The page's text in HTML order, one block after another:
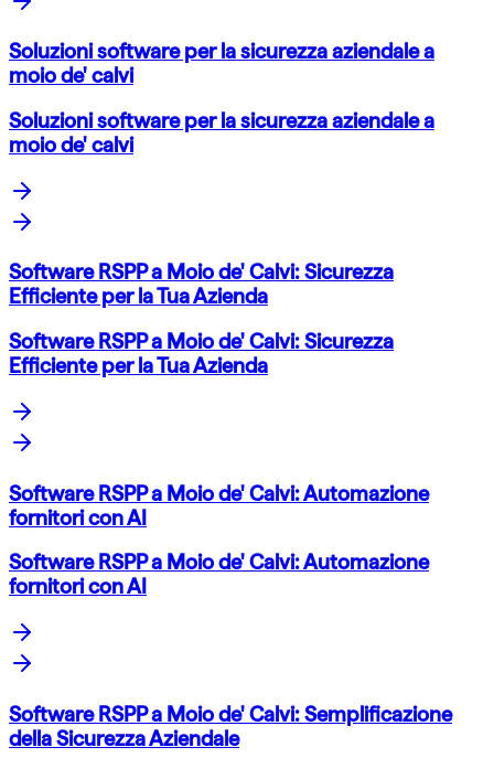
Soluzioni software per la sicurezza aziendale a
moio de' calvi
Soluzioni software per la sicurezza aziendale a
moio de' calvi
Software RSPP a Moio de' Calvi: Sicurezza
Efficiente per la Tua Azienda
Software RSPP a Moio de' Calvi: Sicurezza
Efficiente per la Tua Azienda
Software RSPP a Moio de' Calvi: Automazione
fornitori con AI
Software RSPP a Moio de' Calvi: Automazione
fornitori con AI
Software RSPP a Moio de' Calvi: Semplificazione
della Sicurezza Aziendale